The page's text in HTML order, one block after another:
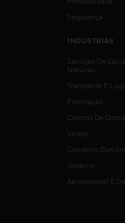
Segurança
INDUSTRIAS
Serviços De
Naturais
Transporte E
Fabricação
Centros De
Varejo
Comércio
Governo
Aeroespacial E